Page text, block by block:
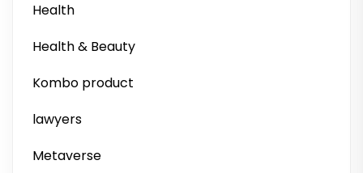
Health
Health & Beauty
Kombo product
lawyers
Metaverse